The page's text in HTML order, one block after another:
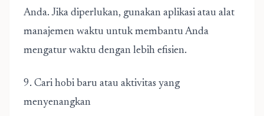
Anda. Jika diperlukan, gunakan aplikasi atau alat
manajemen waktu untuk membantu Anda
mengatur waktu dengan lebih efisien.
9. Cari hobi baru atau aktivitas yang
menyenangkan